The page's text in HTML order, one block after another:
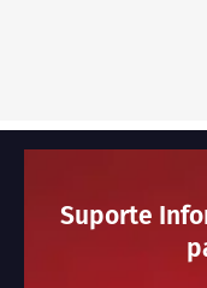
Suporte